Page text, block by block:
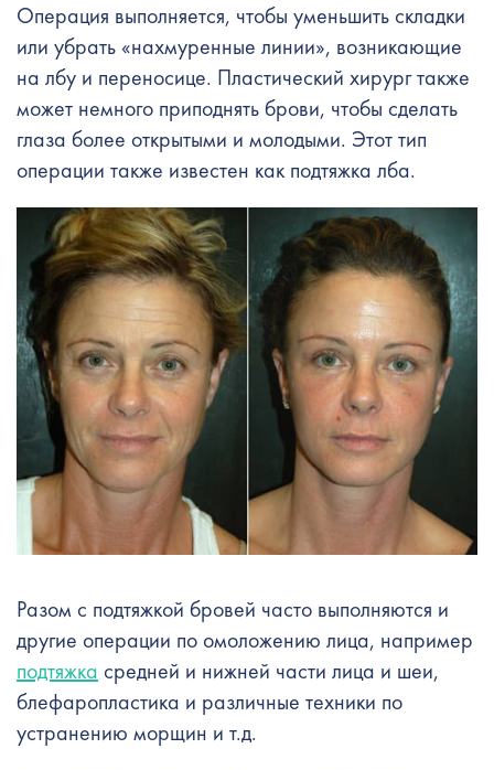
Операция выполняется, чтобы уменьшить складки
или убрать «нахмуренные линии», возникающие
на лбу и переносице. Пластический хирург также
может немного приподнять брови, чтобы сделать
глаза более открытыми и молодыми. Этот тип
операции также известен как подтяжка лба.
Разом с подтяжкой бровей часто выполняются и
другие операции по омоложению лица, например
подтяжка средней и нижней части лица и шеи,
блефаропластика и различные техники по
устранению морщин и т.д.